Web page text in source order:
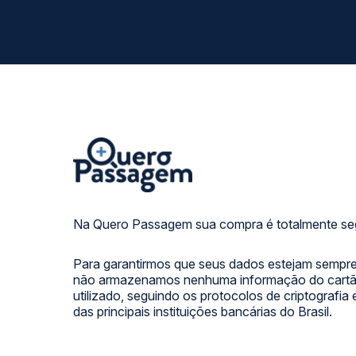
Na Quero Passagem sua compra é totalmente
Para garantirmos que seus dados estejam
não armazenamos nenhuma informação do
utilizado, seguindo os protocolos de criptografia
das principais instituições bancárias do Brasil.